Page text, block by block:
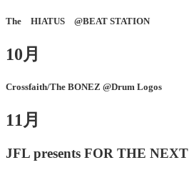
The HIATUS @BEAT STATION
10月
Crossfaith/The BONEZ @Drum Logos
11月
JFL presents FOR THE NEXT